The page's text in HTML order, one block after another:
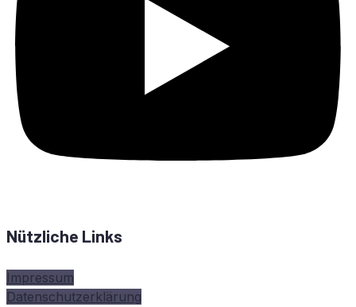
Nützliche Links
Impressum
Datenschutzerklärung